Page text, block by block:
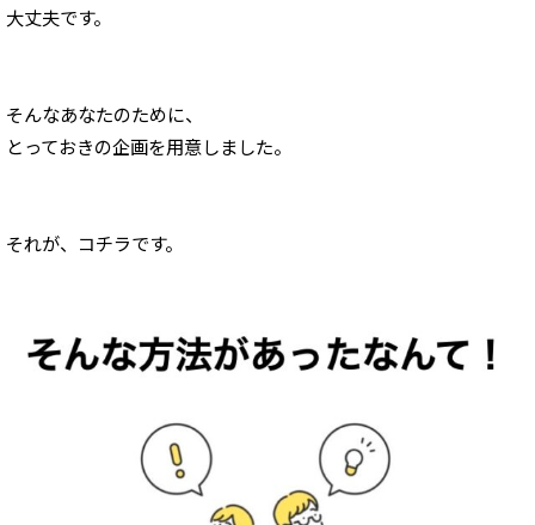
大丈夫です。
そんなあなたのために、
とっておきの企画を用意しました。
それが、コチラです。